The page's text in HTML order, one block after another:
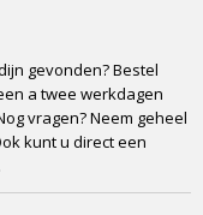
gevonden? Bestel
a twee werkdagen
vragen? Neem geheel
kunt u direct een